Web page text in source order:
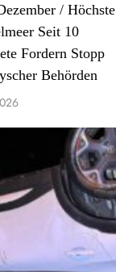
/ Höchste
Seit 10
Fordern Stopp
Behörden